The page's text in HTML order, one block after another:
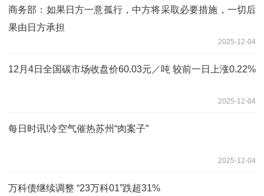
商务部：如果日方一意孤行，中方将采取必要措施，一切后
果由日方承担
2025-12-04
12月4日全国碳市场收盘价60.03元／吨 较前一日上涨0.22%
2025-12-04
每日时讯!冷空气催热苏州“肉案子”
2025-12-04
万科债继续调整 “23万科01”跌超31%